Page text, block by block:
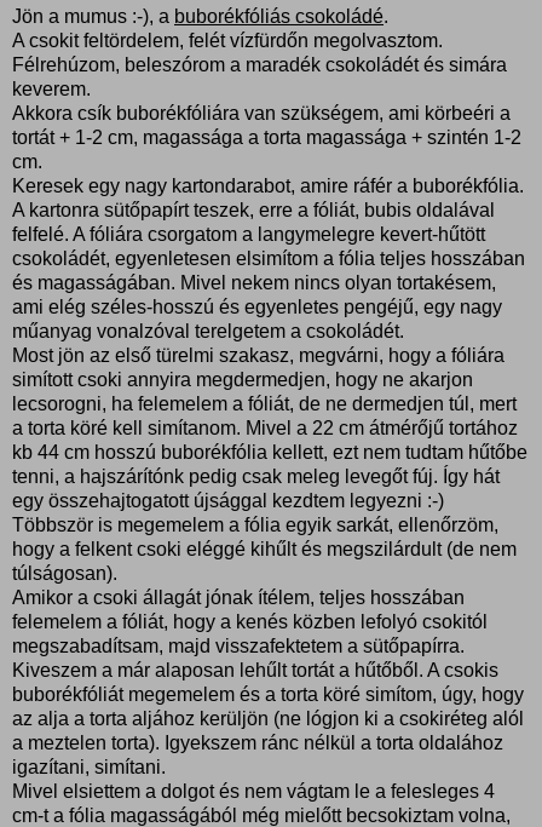
Jön a mumus :-), a buborékfóliás csokoládé.
A csokit feltördelem, felét vízfürdőn megolvasztom.
Félrehúzom, beleszórom a maradék csokoládét és simára
keverem.
Akkora csík buborékfóliára van szükségem, ami körbeéri a
tortát + 1-2 cm, magassága a torta magassága + szintén 1-2
cm.
Keresek egy nagy kartondarabot, amire ráfér a buborékfólia.
A kartonra sütőpapírt teszek, erre a fóliát, bubis oldalával
felfelé. A fóliára csorgatom a langymelegre kevert-hűtött
csokoládét, egyenletesen elsimítom a fólia teljes hosszában
és magasságában. Mivel nekem nincs olyan tortakésem,
ami elég széles-hosszú és egyenletes pengéjű, egy nagy
műanyag vonalzóval terelgetem a csokoládét.
Most jön az első türelmi szakasz, megvárni, hogy a fóliára
simított csoki annyira megdermedjen, hogy ne akarjon
lecsorogni, ha felemelem a fóliát, de ne dermedjen túl, mert
a torta köré kell simítanom. Mivel a 22 cm átmérőjű tortához
kb 44 cm hosszú buborékfólia kellett, ezt nem tudtam hűtőbe
tenni, a hajszárítónk pedig csak meleg levegőt fúj. Így hát
egy összehajtogatott újsággal kezdtem legyezni :-)
Többször is megemelem a fólia egyik sarkát, ellenőrzöm,
hogy a felkent csoki eléggé kihűlt és megszilárdult (de nem
túlságosan).
Amikor a csoki állagát jónak ítélem, teljes hosszában
felemelem a fóliát, hogy a kenés közben lefolyó csokitól
megszabadítsam, majd visszafektetem a sütőpapírra.
Kiveszem a már alaposan lehűlt tortát a hűtőből. A csokis
buborékfóliát megemelem és a torta köré simítom, úgy, hogy
az alja a torta aljához kerüljön (ne lógjon ki a csokiréteg alól
a meztelen torta). Igyekszem ránc nélkül a torta oldalához
igazítani, simítani.
Mivel elsiettem a dolgot és nem vágtam le a felesleges 4
cm-t a fólia magasságából még mielőtt becsokiztam volna,